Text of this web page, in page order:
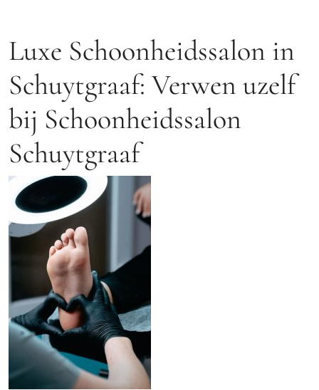
Luxe Schoonheidssalon in
Schuytgraaf: Verwen uzelf
bij Schoonheidssalon
Schuytgraaf